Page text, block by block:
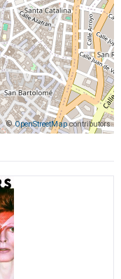
©OpenStreetMapcontributors